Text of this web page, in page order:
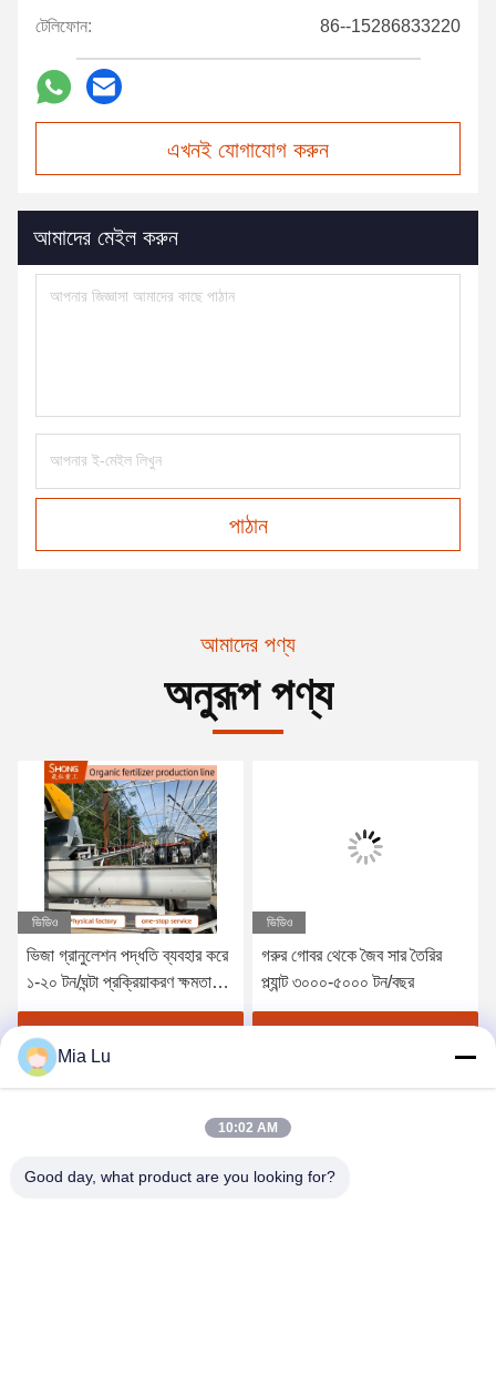
টেলিফোন: 86--15286833220
এখনই যোগাযোগ করুন
আমাদের মেইল করুন
পাঠান
আমাদের পণ্য
অনুরূপ পণ্য
ভিডিও
ভিজা গ্রানুলেশন পদ্ধতি ব্যবহার করে
১-২০ টন/ঘন্টা প্রক্রিয়াকরণ ক্ষমতা
সম্পন্ন জৈব সার গ্রানুল মেশিন এবং
বিদেশী সেবার জন্য প্রকৌশলী
উপলব্ধ
ভিডিও
গরুর গোবর থেকে জৈব সার তৈরির
প্ল্যান্ট ৩০০০-৫০০০ টন/বছর
Mia Lu
10:02 AM
Good day, what product are you looking for?